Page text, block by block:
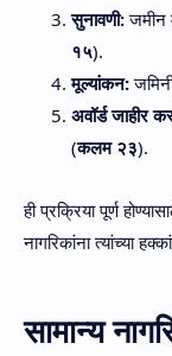
सुनावणी:जमीन
१५).
मूल्यांकन:
अवॉर्ड जाहीर
(कलम २३).
ही प्रक्रिया पूर्ण
नागरिकांना त्यांच्या
सामान्य